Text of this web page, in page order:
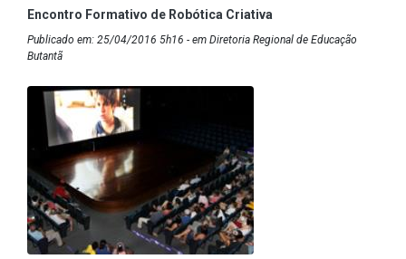
Encontro Formativo de Robótica Criativa
Publicado em: 25/04/2016 5h16 - em Diretoria Regional de Educação
Butantã